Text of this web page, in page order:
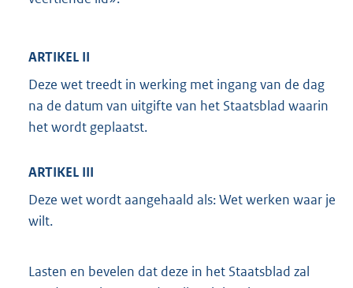
ARTIKEL II
Deze wet treedt in werking met ingang van de dag
na de datum van uitgifte van het Staatsblad waarin
het wordt geplaatst.
ARTIKEL III
Deze wet wordt aangehaald als: Wet werken waar je
wilt.
Lasten en bevelen dat deze in het Staatsblad zal